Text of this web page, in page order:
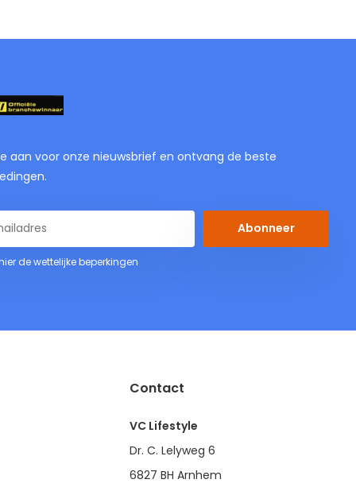
aan voor onze nieuwsbrief en ontvang de beste
Abonneer
de wettelijke beperkingen
Contact
VC Lifestyle
Dr. C. Lelyweg 6
6827 BH Arnhem